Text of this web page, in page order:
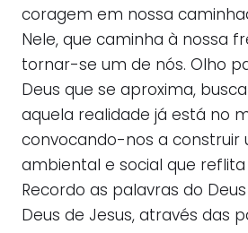
coragem em nossa
Nele, que caminha à nossa
tornar-se um de nós. Olho
Deus que se aproxima,
aquela realidade já está no
convocando-nos a construir
ambiental e social que reflita
Recordo as palavras do
Deus de Jesus, através das